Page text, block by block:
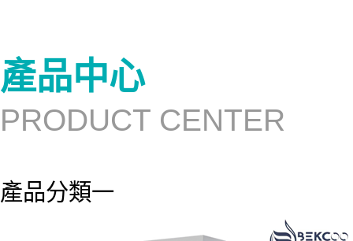
產品中心
PRODUCT CENTER
產品分類一